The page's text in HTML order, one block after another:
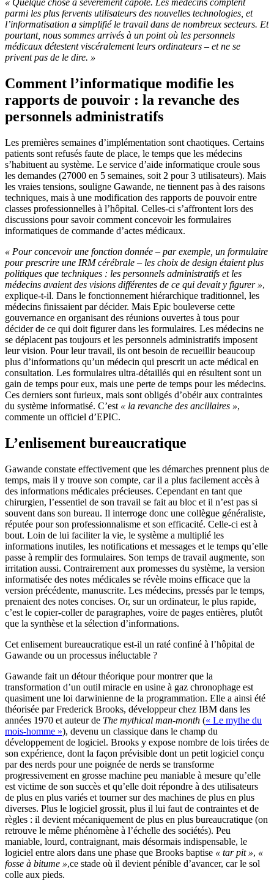
« Quelque chose a sévèrement capoté. Les médecins comptent
parmi les plus fervents utilisateurs des nouvelles technologies, et
l’informatisation a simplifié le travail dans de nombreux secteurs. Et
pourtant, nous sommes arrivés à un point où les personnels
médicaux détestent viscéralement leurs ordinateurs – et ne se
privent pas de le dire. »
Comment l’informatique modifie les
rapports de pouvoir : la revanche des
personnels administratifs
Les premières semaines d’implémentation sont chaotiques. Certains
patients sont refusés faute de place, le temps que les médecins
s’habituent au système. Le service d’aide informatique croule sous
les demandes (27000 en 5 semaines, soit 2 pour 3 utilisateurs). Mais
les vraies tensions, souligne Gawande, ne tiennent pas à des raisons
techniques, mais à une modification des rapports de pouvoir entre
classes professionnelles à l’hôpital. Celles-ci s’affrontent lors des
discussions pour savoir comment concevoir les formulaires
informatiques de commande d’actes médicaux.
« Pour concevoir une fonction donnée – par exemple, un formulaire
pour prescrire une IRM cérébrale – les choix de design étaient plus
politiques que techniques : les personnels administratifs et les
médecins avaient des visions différentes de ce qui devait y figurer »,
explique-t-il. Dans le fonctionnement hiérarchique traditionnel, les
médecins finissaient par décider. Mais Epic bouleverse cette
gouvernance en organisant des réunions ouvertes à tous pour
décider de ce qui doit figurer dans les formulaires. Les médecins ne
se déplacent pas toujours et les personnels administratifs imposent
leur vision. Pour leur travail, ils ont besoin de recueillir beaucoup
plus d’informations qu’un médecin qui prescrit un acte médical en
consultation. Les formulaires ultra-détaillés qui en résultent sont un
gain de temps pour eux, mais une perte de temps pour les médecins.
Ces derniers sont furieux, mais sont obligés d’obéir aux contraintes
du système informatisé. C’est « la revanche des ancillaires »,
commente un officiel d’EPIC.
L’enlisement bureaucratique
Gawande constate effectivement que les démarches prennent plus de
temps, mais il y trouve son compte, car il a plus facilement accès à
des informations médicales précieuses. Cependant en tant que
chirurgien, l’essentiel de son travail se fait au bloc et il n’est pas si
souvent dans son bureau. Il interroge donc une collègue généraliste,
réputée pour son professionnalisme et son efficacité. Celle-ci est à
bout. Loin de lui faciliter la vie, le système a multiplié les
informations inutiles, les notifications et messages et le temps qu’elle
passe à remplir des formulaires. Son temps de travail augmente, son
irritation aussi. Contrairement aux promesses du système, la version
informatisée des notes médicales se révèle moins efficace que la
version précédente, manuscrite. Les médecins, pressés par le temps,
prenaient des notes concises. Or, sur un ordinateur, le plus rapide,
c’est le copier-coller de paragraphes, voire de pages entières, plutôt
que la synthèse et la sélection d’informations.
Cet enlisement bureaucratique est-il un raté confiné à l’hôpital de
Gawande ou un processus inéluctable ?
Gawande fait un détour théorique pour montrer que la
transformation d’un outil miracle en usine à gaz chronophage est
quasiment une loi darwinienne de la programmation. Elle a ainsi été
théorisée par Frederick Brooks, développeur chez IBM dans les
années 1970 et auteur de The mythical man-month (« Le mythe du
mois-homme »), devenu un classique dans le champ du
développement de logiciel. Brooks y expose nombre de lois tirées de
son expérience, dont la façon prévisible dont un petit logiciel conçu
par des nerds pour une poignée de nerds se transforme
progressivement en grosse machine peu maniable à mesure qu’elle
est victime de son succès et qu’elle doit répondre à des utilisateurs
de plus en plus variés et tourner sur des machines de plus en plus
diverses. Plus le logiciel grossit, plus il lui faut de contraintes et de
règles : il devient mécaniquement de plus en plus bureaucratique (on
retrouve le même phénomène à l’échelle des sociétés). Peu
maniable, lourd, contraignant, mais désormais indispensable, le
logiciel entre alors dans une phase que Brooks baptise « tar pit », «
fosse à bitume »,ce stade où il devient pénible d’avancer, car le sol
colle aux pieds.